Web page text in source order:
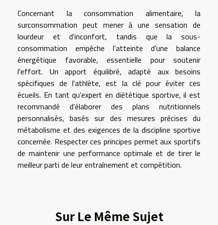
Concernant la consommation alimentaire, la
surconsommation peut mener à une sensation de
lourdeur et d'inconfort, tandis que la sous-
consommation empêche l'atteinte d'une balance
énergétique favorable, essentielle pour soutenir
l'effort. Un apport équilibré, adapté aux besoins
spécifiques de l'athlète, est la clé pour éviter ces
écueils. En tant qu'expert en diététique sportive, il est
recommandé d'élaborer des plans nutritionnels
personnalisés, basés sur des mesures précises du
métabolisme et des exigences de la discipline sportive
concernée. Respecter ces principes permet aux sportifs
de maintenir une performance optimale et de tirer le
meilleur parti de leur entraînement et compétition.
Sur Le Même Sujet